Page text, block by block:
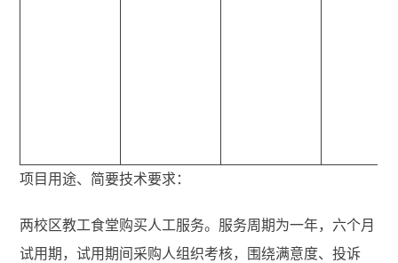
项目用途、简要技术要求：
两校区教工食堂购买人工服务。服务周期为一年，六个月
试用期，试用期间采购人组织考核，围绕满意度、投诉